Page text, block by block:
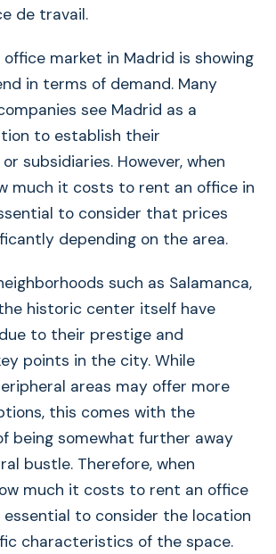
de travail.
market in Madrid is showing
in terms of demand. Many
see Madrid as a
to establish their
subsidiaries. However, when
much it costs to rent an office in
to consider that prices
depending on the area.
such as Salamanca,
historic center itself have
to their prestige and
points in the city. While
areas may offer more
this comes with the
being somewhat further away
bustle. Therefore, when
much it costs to rent an office
essential to consider the location
characteristics of the space.